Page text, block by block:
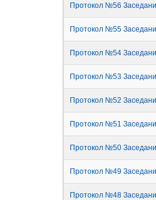
Протокол №56
Протокол №55
Протокол №54
Протокол №53
Протокол №52
Протокол №51
Протокол №50
Протокол №49
Протокол №48